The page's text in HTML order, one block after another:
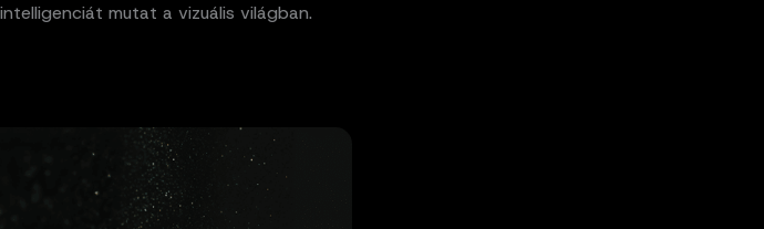
mutat a vizuális világban.